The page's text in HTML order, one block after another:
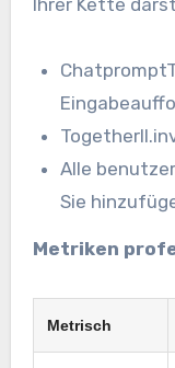
Alle
Sie
Metriken
Metrisch